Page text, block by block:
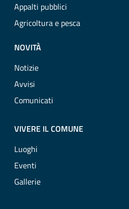
Appalti pubblici
Agricoltura e pesca
NOVITÀ
Notizie
Avvisi
Comunicati
VIVERE IL COMUNE
Luoghi
Eventi
Gallerie